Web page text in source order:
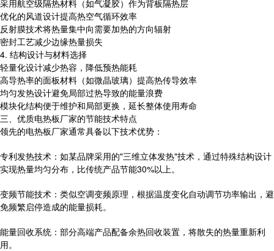
采用航空级隔热材料（如气凝胶）作为背板隔热层
优化的风道设计提高热空气循环效率
反射膜技术将热量集中向需要加热的方向辐射
密封工艺减少边缘热量损失
4. 结构设计与材料选择
轻量化设计减少热容，降低预热能耗
高导热率的面板材料（如微晶玻璃）提高热传导效率
均匀发热设计避免局部过热导致的能量浪费
模块化结构便于维护和局部更换，延长整体使用寿命
三、优质电热板厂家的节能技术特点
领先的电热板厂家通常具备以下技术优势：
专利发热技术：如某品牌采用的"三维立体发热"技术，通过特殊结构设计
实现热量均匀分布，比传统产品节能30%以上。
变频节能技术：类似空调变频原理，根据温度变化自动调节功率输出，避
免频繁启停造成的能量损耗。
能量回收系统：部分高端产品配备余热回收装置，将散失的热量重新利
用。